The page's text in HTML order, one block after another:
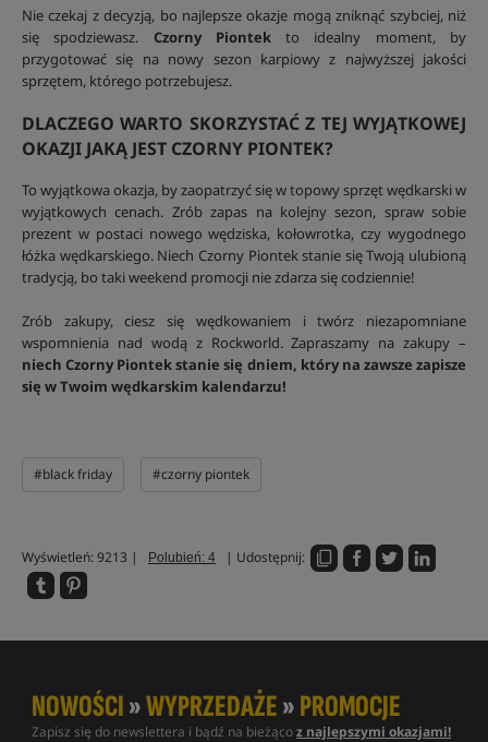
Nie czekaj z decyzją, bo najlepsze okazje mogą zniknąć szybciej, niż
się spodziewasz. Czorny Piontekto idealny moment, by
przygotować się na nowy sezon karpiowy z najwyższej jakości
sprzętem, którego potrzebujesz.
DLACZEGO WARTO SKORZYSTAĆ Z TEJ WYJĄTKOWEJ
OKAZJI JAKĄ JEST CZORNY PIONTEK?
To wyjątkowa okazja, by zaopatrzyć się w topowy sprzęt wędkarski w
wyjątkowych cenach. Zrób zapas na kolejny sezon, spraw sobie
prezent w postaci nowego wędziska, kołowrotka, czy wygodnego
łóżka wędkarskiego. Niech Czorny Piontek stanie się Twoją ulubioną
tradycją, bo taki weekend promocji nie zdarza się codziennie!
Zrób zakupy, ciesz się wędkowaniem i twórz niezapomniane
wspomnienia nad wodą z Rockworld. Zapraszamy na zakupy –
niech Czorny Piontek stanie się dniem, który na zawsze zapisze
się w Twoim wędkarskim kalendarzu!
#black friday #czorny piontek
Wyświetleń: 9213 | Polubień: 4 | Udostępnij:
NOWOŚCI»WYPRZEDAŻE»PROMOCJE
Zapisz się do newslettera i bądź na bieżącoz najlepszymi okazjami!